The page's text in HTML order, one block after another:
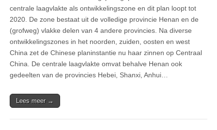
centrale laagvlakte als ontwikkelingszone en dit plan loopt tot
2020. De zone bestaat uit de volledige provincie Henan en de
(grofweg) vlakke delen van 4 andere provincies. Na diverse
ontwikkelingszones in het noorden, zuiden, oosten en west
China zet de Chinese planinstantie nu haar zinnen op Centraal
China. De centrale laagvlakte omvat behalve Henan ook
gedeelten van de provincies Hebei, Shanxi, Anhui…
Lees meer →